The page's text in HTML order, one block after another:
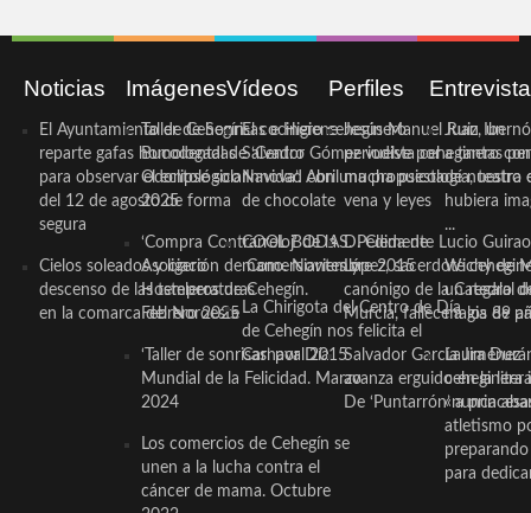
Noticias
El Ayuntamiento de Cehegín
reparte gafas homologadas
para observar el eclipse solar
del 12 de agosto de forma
segura
Cielos soleados y ligero
descenso de las temperaturas
en la comarca del Noroeste
Imágenes
Taller de Sonrisas e Higiene
Bucodental de ‘Centro
Odontológico Innova’. Abril
2025
‘Compra Contrarreloj’ de la
Asociación de Comerciantes y
Hosteleros de Cehegín.
Febrero 2025
‘Taller de sonrisas’ por Día
Mundial de la Felicidad. Marzo
2024
Los comercios de Cehegín se
unen a la lucha contra el
cáncer de mama. Octubre
Vídeos
El cocinero ceheginero
Salvador Gómez vuelve por
Navidad con una propuesta
de chocolate
COOL BODAS. Pedida de
mano. Noviembre 2015
La Chirigota del Centro de Día
de Cehegín nos felicita el
Carnaval 2015
Perfiles
Jesús Manuel Ruiz, un
periodista ceheginero con
mucha psicología, teatro
vena y leyes
D. Clemente Lucio Guirao
López, sacerdote
canónigo de la Catedral
Murcia, fallece a los 89
Salvador García Jiménez
avanza erguido en la
De ‘Puntarrón’ a
Juan
a tantas
de nuestra
hubiera
...
Wichy de
un regalo
magia de
Laura
ceheginera
«nunca
atletismo
para